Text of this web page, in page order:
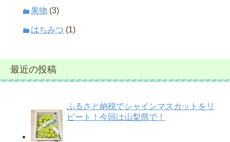
果物 (3)
はちみつ (1)
最近の投稿
ふるさと納税でシャインマスカットをリ
ピート！今回は山梨県で！